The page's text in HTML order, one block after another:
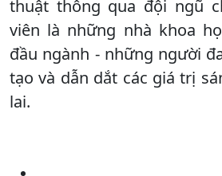
thuật thông qua đội ngũ
viên là những nhà khoa
đầu ngành - những người
tạo và dẫn dắt các giá trị
lai.